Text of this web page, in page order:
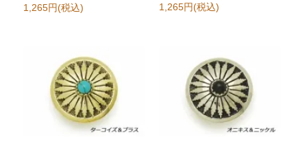
1,265円(税込)
1,265円(税込)